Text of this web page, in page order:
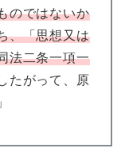
のではないか
、「思想又は
法二条一項一
たがって、原